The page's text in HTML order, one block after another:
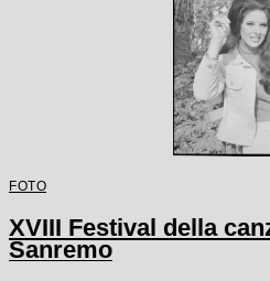
FOTO
XVIII Festival della
Sanremo